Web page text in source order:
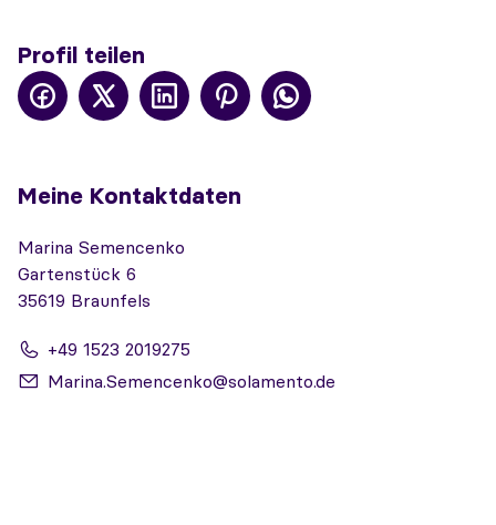
Profil teilen
Meine Kontaktdaten
Marina Semencenko
Gartenstück 6
35619 Braunfels
+49 1523 2019275
Marina.Semencenko@solamento.de